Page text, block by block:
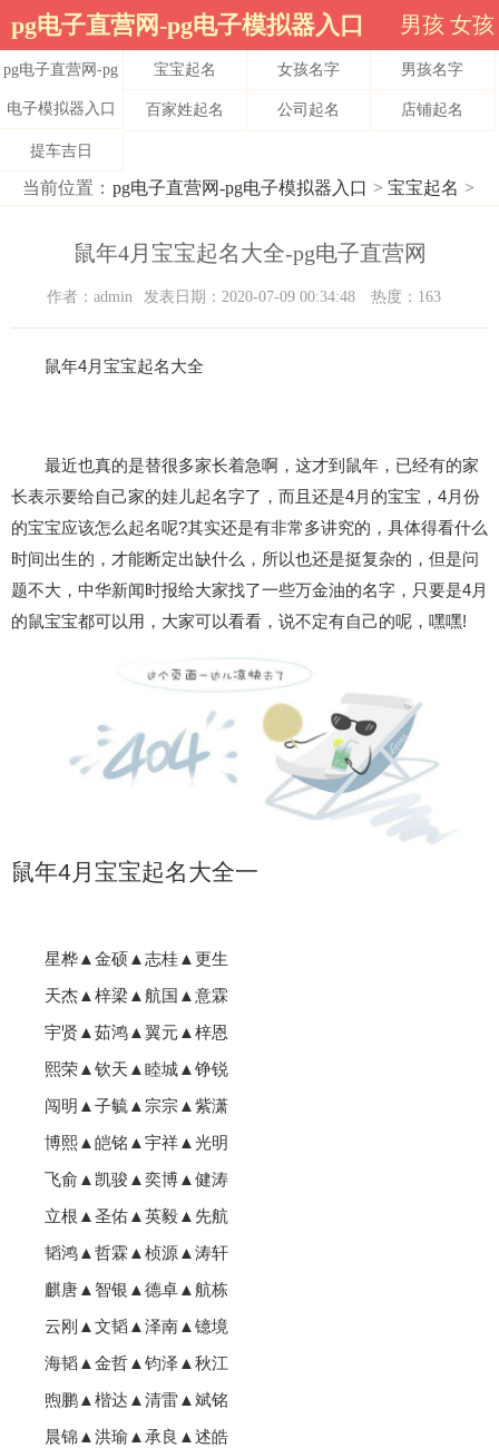
pg电子直营网-pg电子模拟器入口 男孩 女孩
pg电子直营网-pg
电子模拟器入口
宝宝起名 女孩名字 男孩名字
百家姓起名 公司起名 店铺起名
提车吉日
当前位置： pg电子直营网-pg电子模拟器入口 > 宝宝起名 >
鼠年4月宝宝起名大全-pg电子直营网
作者：admin 发表日期：2020-07-09 00:34:48 热度：163
鼠年4月宝宝起名大全
最近也真的是替很多家长着急啊，这才到鼠年，已经有的家
长表示要给自己家的娃儿起名字了，而且还是4月的宝宝，4月份
的宝宝应该怎么起名呢?其实还是有非常多讲究的，具体得看什么
时间出生的，才能断定出缺什么，所以也还是挺复杂的，但是问
题不大，中华新闻时报给大家找了一些万金油的名字，只要是4月
的鼠宝宝都可以用，大家可以看看，说不定有自己的呢，嘿嘿!
鼠年4月宝宝起名大全一
星桦▲金硕▲志桂▲更生
天杰▲梓梁▲航国▲意霖
宇贤▲茹鸿▲翼元▲梓恩
熙荣▲钦天▲睦城▲铮锐
闯明▲子毓▲宗宗▲紫潇
博熙▲皑铭▲宇祥▲光明
飞俞▲凯骏▲奕博▲健涛
立根▲圣佑▲英毅▲先航
韬鸿▲哲霖▲桢源▲涛轩
麒唐▲智银▲德卓▲航栋
云刚▲文韬▲泽南▲镱境
海韬▲金哲▲钧泽▲秋江
煦鹏▲楷达▲清雷▲斌铭
晨锦▲洪瑜▲承良▲述皓